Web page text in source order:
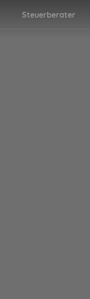
Steuerberater